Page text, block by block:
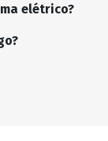
elétrico?